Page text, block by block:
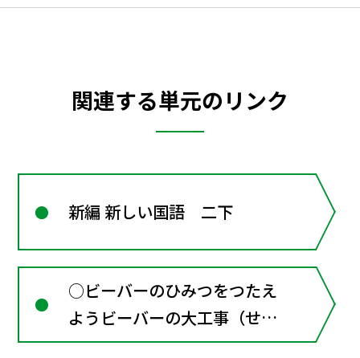
関連する単元のリンク
新編 新しい国語 二下
○ビーバーのひみつをつたえ
ようビーバーの大工事（せつ
明文）（なかがわしろう） 中